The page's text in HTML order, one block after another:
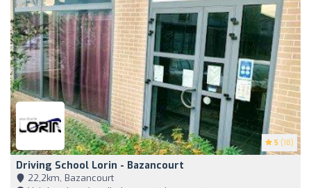
5 (18)
Driving School Lorin - Bazancourt
22,2km, Bazancourt